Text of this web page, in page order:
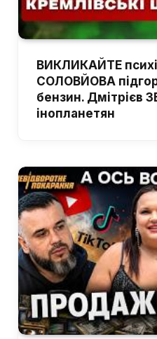
ВИКЛИКАЙТЕ
СОЛОВЙОВА
бензин. Дмітрієв
інопланетян